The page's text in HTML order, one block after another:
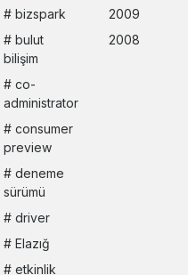
bizspark
bulut
bilişim
co-
administrator
consumer
preview
deneme
sürümü
driver
Elazığ
etkinlik
2009
2008